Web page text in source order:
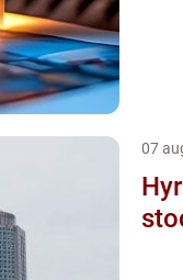
07